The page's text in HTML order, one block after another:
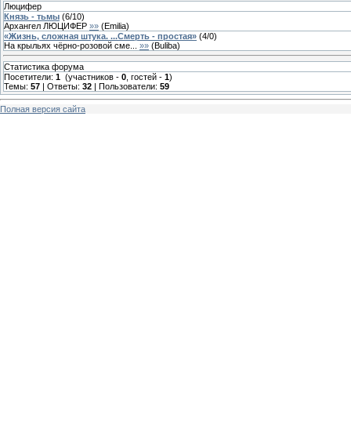
Люцифер
Князь - тьмы (6/10)
Архангел ЛЮЦИФЕР »» (Emilia)
«Жизнь, сложная штука. ...Смерть - простая» (4/0)
На крыльях чёрно-розовой сме...
»» (Buliba)
Статистика форума
Посетители: 1 (участников - 0 , гостей - 1)
Темы: 57 | Ответы: 32 | Пользователи: 59
Полная версия сайта